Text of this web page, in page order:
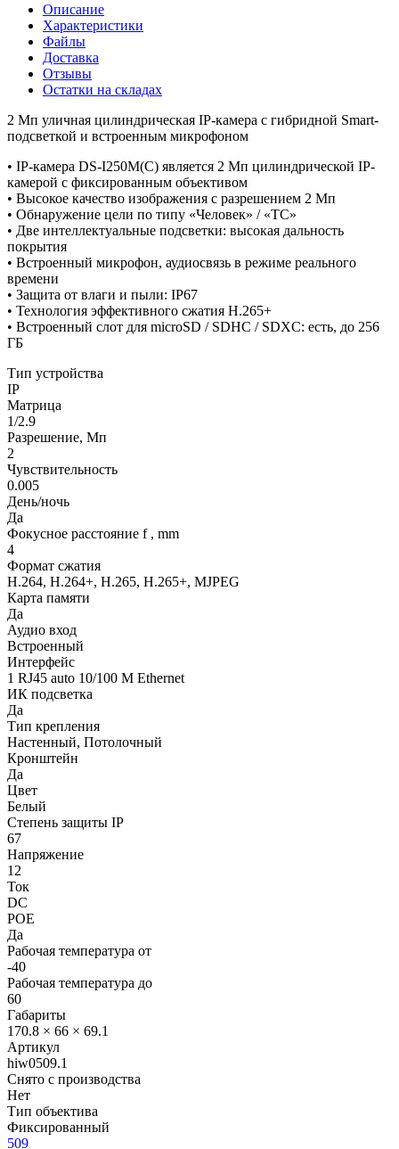
Описание
Характеристики
Файлы
Доставка
Отзывы
Остатки на складах
2 Мп уличная цилиндрическая IP-камера с гибридной Smart-
подсветкой и встроенным микрофоном
• IP-камера DS-I250M(C) является 2 Мп цилиндрической IP-
камерой с фиксированным объективом
• Высокое качество изображения с разрешением 2 Мп
• Обнаружение цели по типу «Человек» / «ТС»
• Две интеллектуальные подсветки: высокая дальность
покрытия
• Встроенный микрофон, аудиосвязь в режиме реального
времени
• Защита от влаги и пыли: IP67
• Технология эффективного сжатия H.265+
• Встроенный слот для microSD / SDHC / SDXC: есть, до 256
ГБ
Тип устройства
IP
Матрица
1/2.9
Разрешение, Мп
2
Чувствительность
0.005
День/ночь
Да
Фокусное расстояние f , mm
4
Формат сжатия
H.264, H.264+, H.265, H.265+, MJPEG
Карта памяти
Да
Аудио вход
Встроенный
Интерфейс
1 RJ45 auto 10/100 М Ethernet
ИК подсветка
Да
Тип крепления
Настенный, Потолочный
Кронштейн
Да
Цвет
Белый
Степень защиты IP
67
Напряжение
12
Ток
DC
POE
Да
Рабочая температура от
-40
Рабочая температура до
60
Габариты
170.8 × 66 × 69.1
Артикул
hiw0509.1
Снято с производства
Нет
Тип объектива
Фиксированный
509